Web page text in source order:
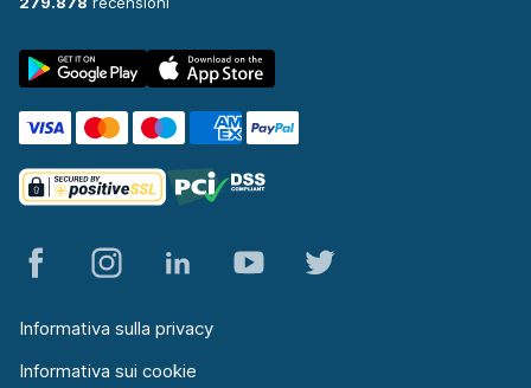
Informativa sulla privacy
Informativa sui cookie